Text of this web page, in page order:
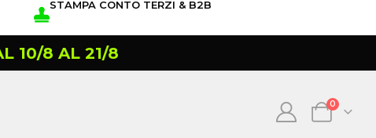
STAMPA CONTO TERZI & B2B
10/8 AL 21/8
0